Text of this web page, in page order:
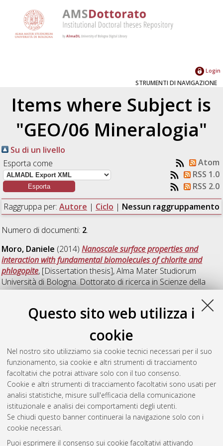
Questo sito web utilizza i
cookie
Nel nostro sito utilizziamo sia cookie tecnici necessari per il suo
funzionamento, sia cookie e altri strumenti di tracciamento
facoltativi che potrai attivare solo con il tuo consenso.
Cookie e altri strumenti di tracciamento facoltativi sono usati per
analisi statistiche, misure sull'efficacia della comunicazione
istituzionale e analisi dei comportamenti degli utenti.
Se chiudi questo banner continuerai la navigazione solo con i
cookie necessari.
Puoi esprimere il consenso sui cookie facoltativi attivando
Login
STRUMENTI DI NAVIGAZIONE
Items where Subject is
"GEO/06 Mineralogia"
Su di un livello
Esporta come
Atom
RSS 1.0
RSS 2.0
Raggruppa per: Autore | Ciclo | Nessun raggruppamento
Numero di documenti: 2.
Moro, Daniele (2014)Nanoscale surface properties and
interaction with fundamental biomolecules of chlorite and
phlogopite, [Dissertation thesis], Alma Mater Studiorum
Università di Bologna. Dottorato di ricerca inScienze della
terra, 26 Ciclo. DOI 10.6092/unibo/amsdottorato/6352.
Ulian, Gianfranco(2014)Ab initio quantum mechanical
investigation of structural and chemical-physical properties of
selected minerals for minero-petrological, structural ceramic
and biomaterial applications, [Dissertation thesis], Alma Mater
Studiorum Università di Bologna. Dottorato di ricerca in
Scienze della terra, 26 Ciclo. DOI
10.6092/unibo/amsdottorato/6475.
Questa lista e' stata generata ilFri Aug 7 20:32:14 2026 CEST
Atom